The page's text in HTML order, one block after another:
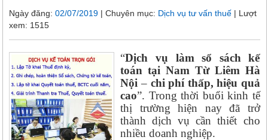
Ngày đăng:02/07/2019 | Chuyên mục: Dịch vụ tư vấn thuế | Lượt
xem: 1515
“Dịch vụ làm sổ sách kế
toán tại Nam Từ Liêm Hà
Nội– chi phí thấp, hiệu quả
cao”. Trong thời buổi kinh tế
thị trường hiện nay đã trở
thành dịch vụ cần thiết cho
nhiều doanh nghiệp.